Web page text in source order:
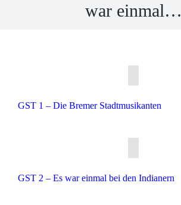
war einmal…
GST 1 – Die Bremer Stadtmusikanten
GST 2 – Es war einmal bei den Indianern